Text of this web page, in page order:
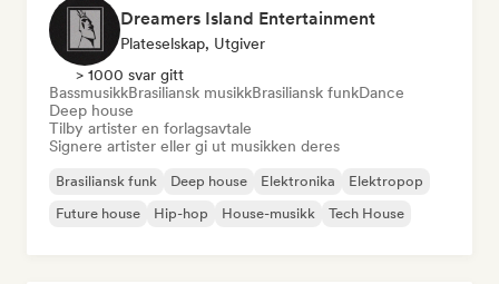
Dreamers Island Entertainment
Plateselskap, Utgiver
> 1000 svar gitt
BassmusikkBrasiliansk musikkBrasiliansk funkDance
Deep house
Tilby artister en forlagsavtale
Signere artister eller gi ut musikken deres
Brasiliansk funk Deep house Elektronika
Elektropop
Future house
Hip-hop House-musikk Tech House